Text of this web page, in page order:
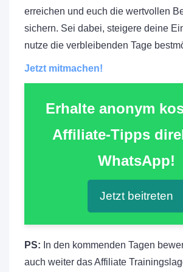
erreichen und euch die wertvollen
sichern. Sei dabei, steigere deine
nutze die verbleibenden Tage
Jetzt mitmachen!
Erhalte anonym
Affiliate-Tipps
WhatsApp!
Jetzt beitreten
PS: In den kommenden Tagen
auch weiter das Affiliate